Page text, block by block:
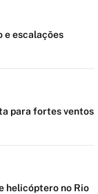
e escalações
para fortes ventos
helicóptero no Rio